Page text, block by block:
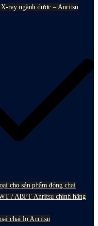
ray ngành dược – Anritsu
cho sản phẩm đóng chai
/ ABFT Anritsu chính hãng
chai lọ Anritsu